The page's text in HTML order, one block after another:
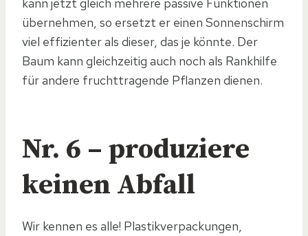
übernehmen, so ersetzt er einen Sonnenschirm
viel effizienter als dieser, das je könnte. Der
Baum kann gleichzeitig auch noch als Rankhilfe
für andere fruchttragende Pflanzen dienen.
Nr. 6 – produziere
keinen Abfall
Wir kennen es alle! Plastikverpackungen,